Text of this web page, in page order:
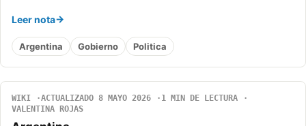
Leer nota
Argentina Gobierno Politica
WIKI ACTUALIZADO 8 MAYO 2026
1 MIN DE LECTURA
VALENTINA ROJAS